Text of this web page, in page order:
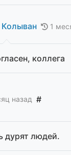
Колыван 1
коллега
назад #
дурят людей.